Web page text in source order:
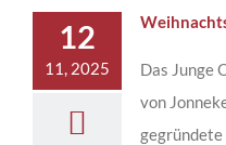
12
11, 2025
Das Junge
von
gegründete